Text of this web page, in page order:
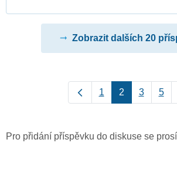
Zobrazit dalších 20
1 2 3 5
Pro přidání příspěvku do diskuse se